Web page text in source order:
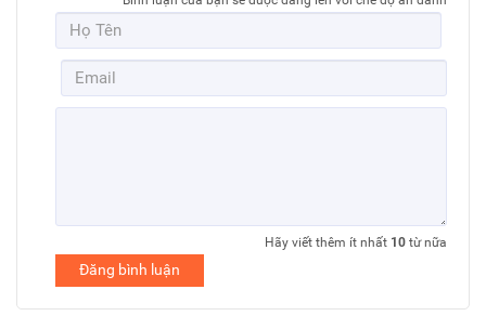
Hãy viết thêm ít nhất 10 từ nữa
Đăng bình luận